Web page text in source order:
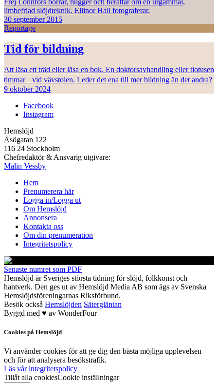
limbefriad slöjdteknik. Ellinor Hall fotograferar.
30 september 2015
Reportage
Tid för bildning
Att läsa ett träd eller läsa en bok. En doktorsavhandling eller tiotusen
timmar vid vävstolen. Leder det ena till mer bildning än det andra?
9 oktober 2024
Facebook
Instagram
Hemslöjd
Åsögatan 122
116 24 Stockholm
Chefredaktör & Ansvarig utgivare:
Malin Vessby
Hem
Prenumerera här
Logga in/Logga ut
Om Hemslöjd
Annonsera
Kontakta oss
Om din prenumeration
Integritetspolicy
Senaste numret som PDF
Hemslöjd är Sveriges största tidning för slöjd, folkkonst och
hantverk. Den ges ut av Hemslöjd Media AB som ägs av Svenska
Hemslöjdsföreningarnas Riksförbund.
Besök också Hemslöjden Sätergläntan
Byggd med ♥ av WonderFour
Cookies på Hemslöjd
Vi använder cookies för att ge dig den bästa möjliga upplevelsen
och för att analysera besökstrafik.
Läs vår integritetspolicy
Tillåt alla cookiesCookie inställningar